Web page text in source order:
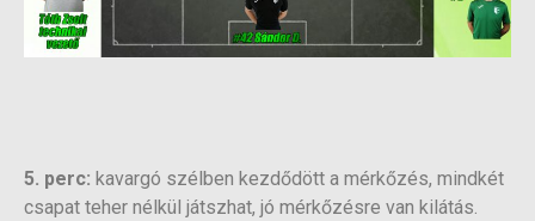
5. perc: kavargó szélben kezdődött a mérkőzés, mindkét
csapat teher nélkül játszhat, jó mérkőzésre van kilátás.